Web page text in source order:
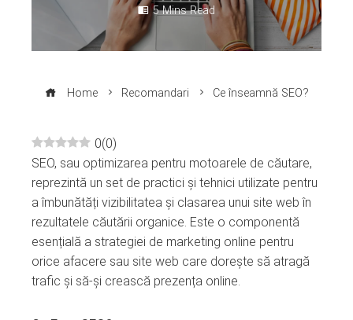
5 Mins Read
Home Recomandari Ce înseamnă SEO?
0(0)
SEO, sau optimizarea pentru motoarele de căutare,
reprezintă un set de practici și tehnici utilizate pentru
a îmbunătăți vizibilitatea și clasarea unui site web în
rezultatele căutării organice. Este o componentă
esențială a strategiei de marketing online pentru
orice afacere sau site web care dorește să atragă
trafic și să-și crească prezența online.